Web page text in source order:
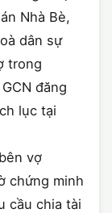
Nhà Bè,
dân sự
trong
đăng
lục tại
vợ
chứng minh
cầu chia tài